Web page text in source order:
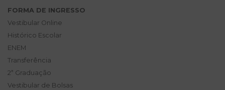
FORMA DE INGRESSO
Vestibular Online
Histórico Escolar
ENEM
Transferência
2ª Graduação
Vestibular de Bolsas